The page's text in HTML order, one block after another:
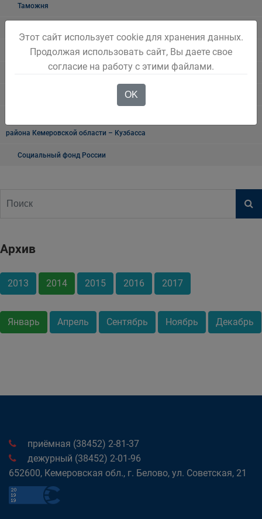
Таможня
"Мои документы" г. Белово
Транспортная прокуратура информирует
района Кемеровской области – Кузбасса
Социальный фонд России
Архив
2013 2014 2015 2016 2017
Январь Апрель Сентябрь Ноябрь Декабрь
приёмная (38452) 2-81-37
дежурный (38452) 2-01-96
652600, Кемеровская обл., г. Белово, ул. Советская, 21
Этот сайт использует cookie для хранения данных.
Продолжая использовать сайт, Вы даете свое
согласие на работу с этими файлами.
OK